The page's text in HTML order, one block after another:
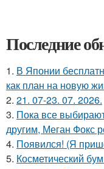
Последние
1. В Японии
как план на новую
2. 21. 07-23. 07. 2026.
3. Пока все
другим, Меган Фокс
4. Появился! (Я
5. Косметический